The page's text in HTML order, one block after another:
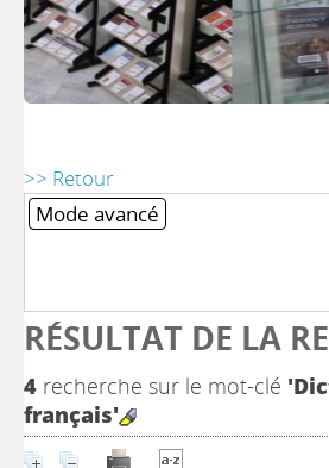
>> Retour
Mode avancé
RÉSULTAT DE LA
4 recherche sur le mot-clé
français'